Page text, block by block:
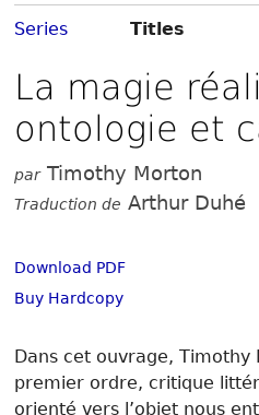
Series Titles
La magie
ontologie et
parTimothy Morton
Traduction de Arthur Duhé
Download PDF
Buy Hardcopy
Dans cet ouvrage, Timothy
premier ordre, critique
orienté vers l’objet nous